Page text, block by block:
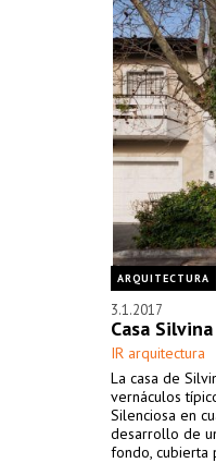
ARQUITECTURA
3.1.2017
Casa
IR arquitectura
La casa de
vernáculos
Silenciosa en
desarrollo de
fondo, cubierta